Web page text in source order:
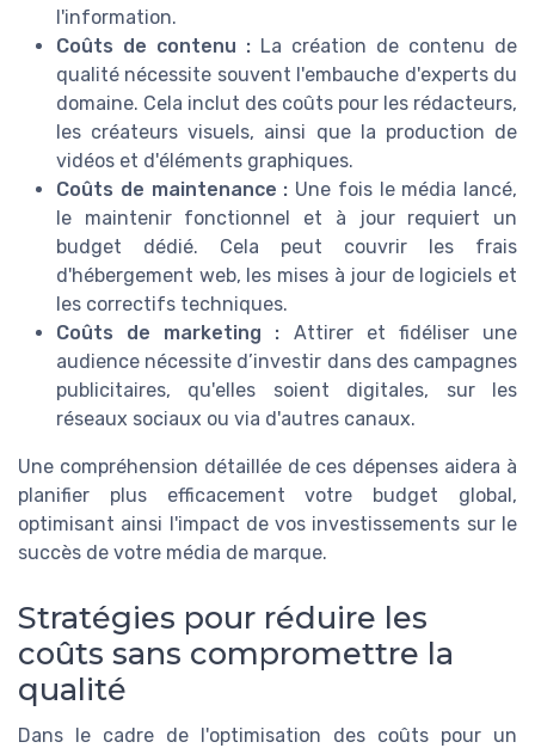
l'information.
Coûts de contenu : La création de contenu de
qualité nécessite souvent l'embauche d'experts du
domaine. Cela inclut des coûts pour les rédacteurs,
les créateurs visuels, ainsi que la production de
vidéos et d'éléments graphiques.
Coûts de maintenance : Une fois le média lancé,
le maintenir fonctionnel et à jour requiert un
budget dédié. Cela peut couvrir les frais
d'hébergement web, les mises à jour de logiciels et
les correctifs techniques.
Coûts de marketing : Attirer et fidéliser une
audience nécessite d’investir dans des campagnes
publicitaires, qu'elles soient digitales, sur les
réseaux sociaux ou via d'autres canaux.
Une compréhension détaillée de ces dépenses aidera à
planifier plus efficacement votre budget global,
optimisant ainsi l'impact de vos investissements sur le
succès de votre média de marque.
Stratégies pour réduire les
coûts sans compromettre la
qualité
Dans le cadre de l'optimisation des coûts pour un